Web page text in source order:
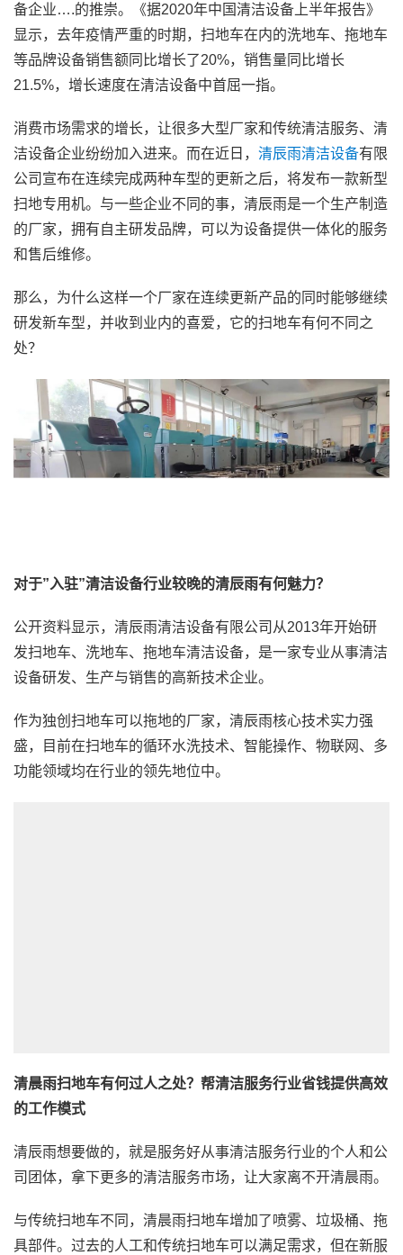
备企业….的推崇。《据2020年中国清洁设备上半年报告》
显示，去年疫情严重的时期，扫地车在内的洗地车、拖地车
等品牌设备销售额同比增长了20%，销售量同比增长
21.5%，增长速度在清洁设备中首屈一指。
消费市场需求的增长，让很多大型厂家和传统清洁服务、清
洁设备企业纷纷加入进来。而在近日， 清辰雨清洁设备有限
公司宣布在连续完成两种车型的更新之后，将发布一款新型
扫地专用机。与一些企业不同的事，清辰雨是一个生产制造
的厂家，拥有自主研发品牌，可以为设备提供一体化的服务
和售后维修。
那么，为什么这样一个厂家在连续更新产品的同时能够继续
研发新车型，并收到业内的喜爱，它的扫地车有何不同之
处？
对于”入驻”清洁设备行业较晚的清辰雨有何魅力？
公开资料显示，清辰雨清洁设备有限公司从2013年开始研
发扫地车、洗地车、拖地车清洁设备，是一家专业从事清洁
设备研发、生产与销售的高新技术企业。
作为独创扫地车可以拖地的厂家，清辰雨核心技术实力强
盛，目前在扫地车的循环水洗技术、智能操作、物联网、多
功能领域均在行业的领先地位中。
清晨雨扫地车有何过人之处？帮清洁服务行业省钱提供高效
的工作模式
清辰雨想要做的，就是服务好从事清洁服务行业的个人和公
司团体，拿下更多的清洁服务市场，让大家离不开清晨雨。
与传统扫地车不同，清晨雨扫地车增加了喷雾、垃圾桶、拖
具部件。过去的人工和传统扫地车可以满足需求，但在新服